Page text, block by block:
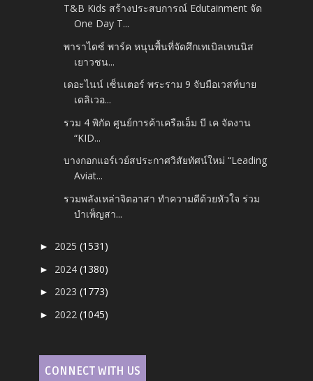
T&B Kids สร้างประสบการณ์ Edutainment จัด
One Day T...
พาราไดซ์ พาร์ค หนุนพื้นที่จัดศึกเทเบิลเทนนิส
เยาวชน...
เดอะไนน์ เซ็นเตอร์ พระราม 9 จับมือเวสท์บาย
เดลิเวอ...
รวม 4 พิกัด ศูนย์การค้าเครือเอ็ม บี เค จัดงาน
“KID...
บางกอกแอร์เวย์สประกาศวิสัยทัศน์ใหม่ “Leading
Aviat...
รวมพลังเหล่าจิตอาสา ทำความดีด้วยหัวใจ ร่วม
บำเพ็ญสา...
► 2025(1531)
► 2024(1380)
► 2023(1773)
► 2022(1045)
CONNECT WITH US